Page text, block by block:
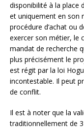
disponibilité à la place
et uniquement en son
procédure d’achat ou
exercer son métier, le
mandat de recherche
plus précisément le
est régit par la loi
incontestable. Il peut
de conflit.
Il est à noter que la
traditionnellement de